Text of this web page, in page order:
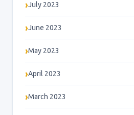
July 2023
June 2023
May 2023
April 2023
March 2023